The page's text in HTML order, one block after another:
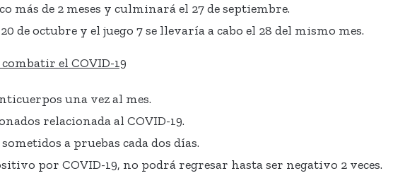
más de 2 meses y culminará el 27 de septiembre.
de octubre y el juego 7 se llevaría a cabo el 28 del mismo mes.
el COVID-19
una vez al mes.
relacionada al COVID-19.
a pruebas cada dos días.
por COVID-19, no podrá regresar hasta ser negativo 2 veces.